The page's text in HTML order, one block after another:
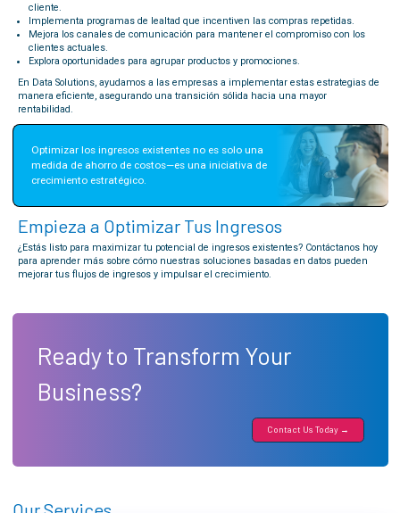
cliente.
Implementa programas de lealtad que incentiven las compras repetidas.
Mejora los canales de comunicación para mantener el compromiso con los
clientes actuales.
Explora oportunidades para agrupar productos y promociones.
En Data Solutions, ayudamos a las empresas a implementar estas estrategias de
manera eficiente, asegurando una transición sólida hacia una mayor
rentabilidad.
Optimizar los ingresos existentes no es solo una
medida de ahorro de costos—es una iniciativa de
crecimiento estratégico.
Empieza a Optimizar Tus Ingresos
¿Estás listo para maximizar tu potencial de ingresos existentes? Contáctanos hoy
para aprender más sobre cómo nuestras soluciones basadas en datos pueden
mejorar tus flujos de ingresos y impulsar el crecimiento.
Ready to Transform Your
Business?
Contact Us Today →